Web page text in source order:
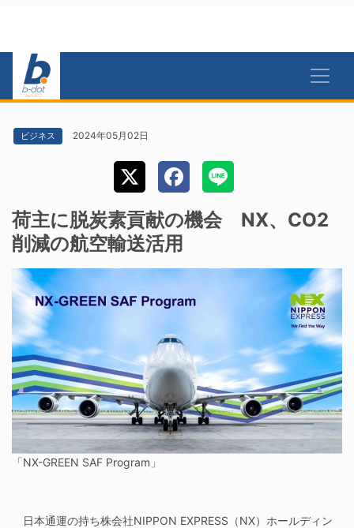
ビジネス 2024年05月02日
荷主に脱炭素貢献の機会 NX、CO2
削減の航空輸送活用
「NX-GREEN SAF Program」
日本通運の持ち株会社NIPPON EXPRESS（NX）ホールディン